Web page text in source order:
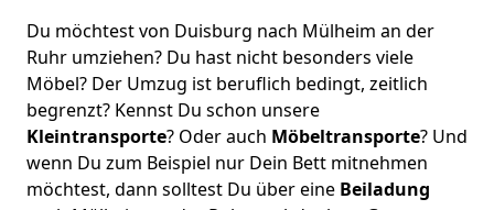
Du möchtest von Duisburg nach Mülheim an der
Ruhr umziehen? Du hast nicht besonders viele
Möbel? Der Umzug ist beruflich bedingt, zeitlich
begrenzt? Kennst Du schon unsere
Kleintransporte? Oder auch Möbeltransporte? Und
wenn Du zum Beispiel nur Dein Bett mitnehmen
möchtest, dann solltest Du über eine Beiladung